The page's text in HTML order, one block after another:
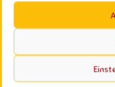
150,00€ (8 Termine)